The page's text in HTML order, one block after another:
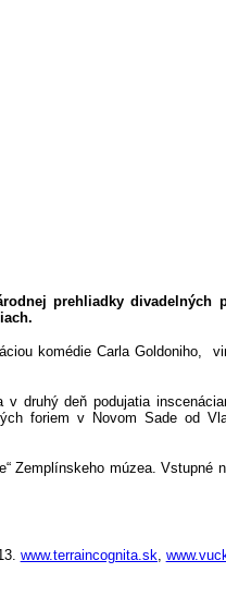
prehliadky divadelných
komédie Carla Goldoniho,
druhý deň podujatia
foriem v Novom Sade od
múzea. Vstupné
www.terraincognita.sk